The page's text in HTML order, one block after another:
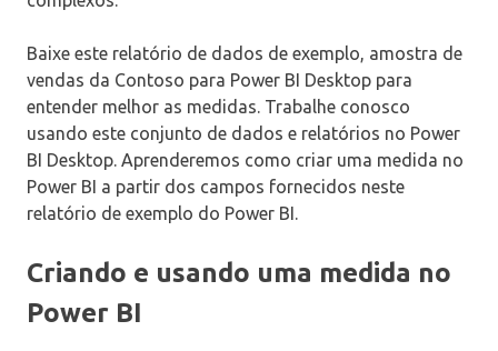
Baixe este relatório de dados de exemplo, amostra de
vendas da Contoso para Power BI Desktop para
entender melhor as medidas. Trabalhe conosco
usando este conjunto de dados e relatórios no Power
BI Desktop. Aprenderemos como criar uma medida no
Power BI a partir dos campos fornecidos neste
relatório de exemplo do Power BI.
Criando e usando uma medida no
Power BI